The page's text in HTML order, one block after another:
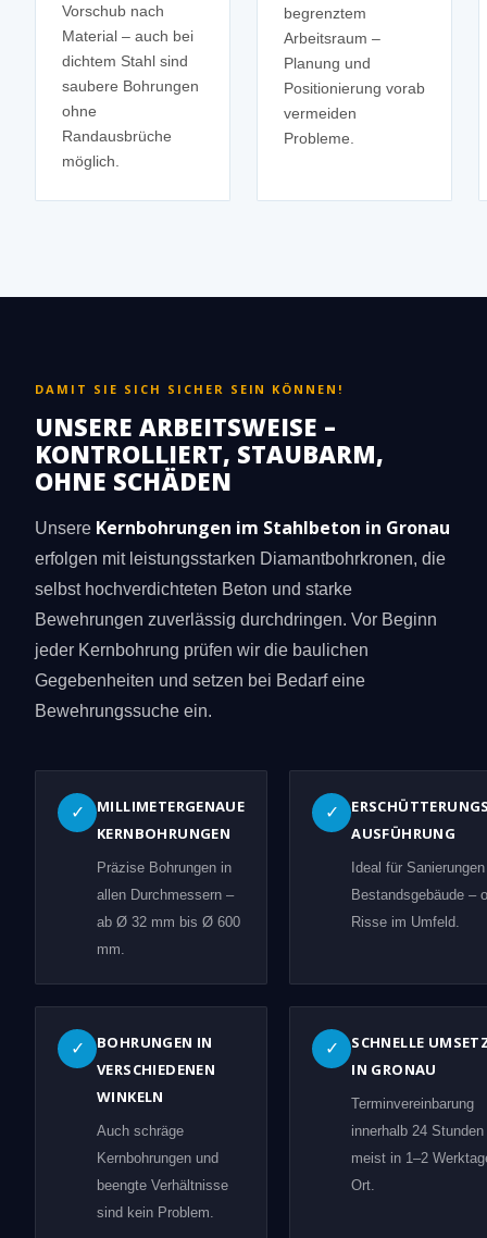
Vorschub nach
Material – auch bei
dichtem Stahl sind
saubere Bohrungen
ohne
Randausbrüche
möglich.
begrenztem
Arbeitsraum –
Planung und
Positionierung vorab
vermeiden
Probleme.
DAMIT SIE SICH SICHER SEIN KÖNNEN!
UNSERE ARBEITSWEISE –
KONTROLLIERT, STAUBARM,
OHNE SCHÄDEN
Unsere Kernbohrungen im Stahlbeton in Gronau
erfolgen mit leistungsstarken Diamantbohrkronen, die
selbst hochverdichteten Beton und starke
Bewehrungen zuverlässig durchdringen. Vor Beginn
jeder Kernbohrung prüfen wir die baulichen
Gegebenheiten und setzen bei Bedarf eine
Bewehrungssuche ein.
✓
MILLIMETERGENAUE
KERNBOHRUNGEN
Präzise Bohrungen in
allen Durchmessern –
ab Ø 32 mm bis Ø 600
mm.
✓
AUSFÜHRUNG
Ideal für
Bestandsgebäude –
Risse im Umfeld.
✓
BOHRUNGEN IN
VERSCHIEDENEN
WINKELN
Auch schräge
Kernbohrungen und
beengte Verhältnisse
sind kein Problem.
✓
SCHNELLE
IN GRONAU
Terminvereinbarung
innerhalb 24 Stunden
meist in 1–2
Ort.